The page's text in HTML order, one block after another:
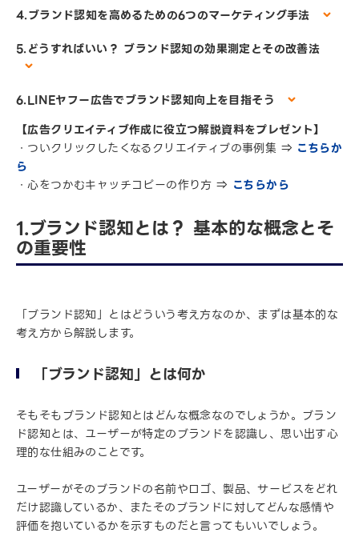
4.ブランド認知を高めるための6つのマーケティング手法
5.どうすればいい？ ブランド認知の効果測定とその改善法
6.LINEヤフー広告でブランド認知向上を目指そう
【広告クリエイティブ作成に役立つ解説資料をプレゼント】
・ついクリックしたくなるクリエイティブの事例集 ⇒ こちらか
ら
・心をつかむキャッチコピーの作り方 ⇒ こちらから
1.ブランド認知とは？ 基本的な概念とそ
の重要性
「ブランド認知」とはどういう考え方なのか、まずは基本的な
考え方から解説します。
「ブランド認知」とは何か
そもそもブランド認知とはどんな概念なのでしょうか。ブラン
ド認知とは、ユーザーが特定のブランドを認識し、思い出す心
理的な仕組みのことです。
ユーザーがそのブランドの名前やロゴ、製品、サービスをどれ
だけ認識しているか、またそのブランドに対してどんな感情や
評価を抱いているかを示すものだと言ってもいいでしょう。